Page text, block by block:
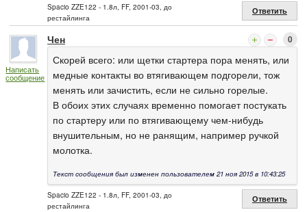
Spacio ZZE122 - 1.8л, FF, 2001-03, до
рестайлинга
Ответить
Написать
сообщение
Чен 0
Скорей всего: или щетки стартера пора менять, или
медные контакты во втягивающем подгорели, тож
менять или зачистить, если не сильно горелые.
В обоих этих случаях временно помогает постукать
по стартеру или по втягивающему чем-нибудь
внушительным, но не ранящим, например ручкой
молотка.
Текст сообщения был изменен пользователем 21 ноя 2015 в 10:43:25
Spacio ZZE122 - 1.8л, FF, 2001-03, до
рестайлинга
Ответить